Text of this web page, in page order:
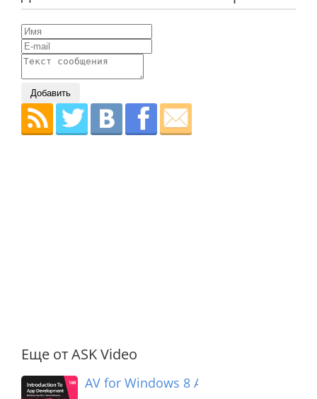
Добавить
Еще от ASK Video
AV for Windows 8 App Dev -